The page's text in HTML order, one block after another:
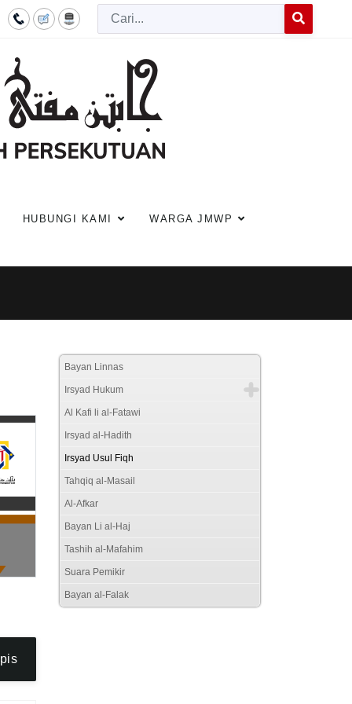
Cari
HUBUNGI KAMI WARGA JMWP
Bayan Linnas
Irsyad Hukum
Al Kafi li al-Fatawi
Irsyad al-Hadith
Irsyad Usul Fiqh
Tahqiq al-Masail
Al-Afkar
Bayan Li al-Haj
Tashih al-Mafahim
Suara Pemikir
Bayan al-Falak